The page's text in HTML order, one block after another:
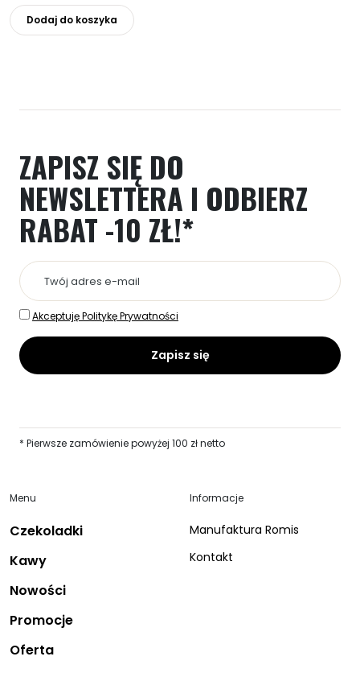
Dodaj do koszyka
Opcje
na
stronie
produktu
ZAPISZ SIĘ DO
NEWSLETTERA I ODBIERZ
RABAT -10 ZŁ!*
Akceptuję Politykę Prywatności
* Pierwsze zamówienie powyżej 100 zł netto
Menu
Czekoladki
Kawy
Nowości
Promocje
Oferta
Informacje
Manufaktura Romis
Kontakt